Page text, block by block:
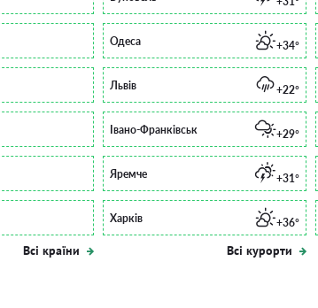
Всі країни
Одеса +34°
Львів +22°
Івано-Франківськ +29°
Яремче +31°
Харків +36°
Всі курорти